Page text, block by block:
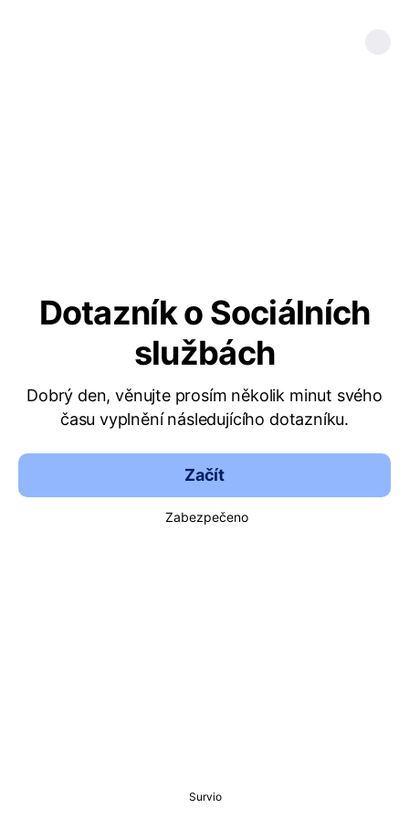
Dotazník o Sociálních
službách
Dobrý den, věnujte prosím několik minut svého
času vyplnění následujícího dotazníku.
Začít
Zabezpečeno
Survio